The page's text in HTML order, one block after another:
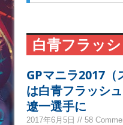
白青フラッ
GPマニラ2017
は白青フラッシ
遼一選手に
2017年6月5日 // 58